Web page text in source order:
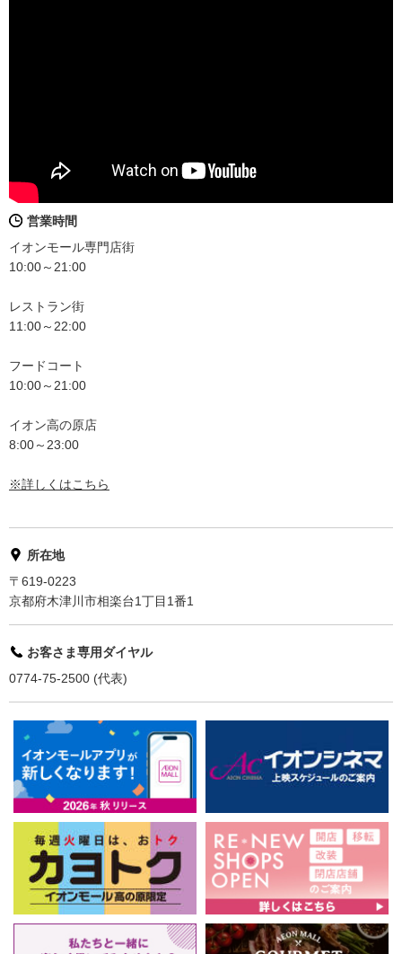
営業時間
イオンモール専門店街
10:00～21:00
レストラン街
11:00～22:00
フードコート
10:00～21:00
イオン高の原店
8:00～23:00
※詳しくはこちら
所在地
〒619-0223
京都府木津川市相楽台1丁目1番1
お客さま専用ダイヤル
0774-75-2500 (代表)